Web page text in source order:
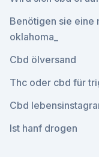
Benötigen sie eine
oklahoma_
Cbd ölversand
Thc oder cbd für
Cbd
Ist hanf drogen